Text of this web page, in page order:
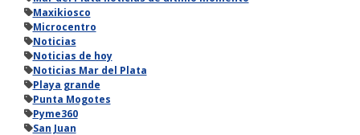
Maxikiosco
Microcentro
Noticias
Noticias de hoy
Noticias Mar del Plata
Playa grande
Punta Mogotes
Pyme360
San Juan